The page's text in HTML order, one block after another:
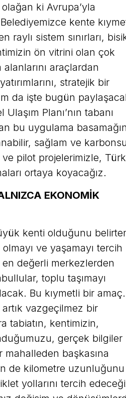
ki Avrupa’yla
kente
sistem sınırları,
ön vitrini olan çok
araçlardan
stratejik bir
da işte bugün
Planı’nın tabanı
bu uygulama
sağlam ve
pilot projelerimizle,
ortaya koyacağız.
EKONOMİK
kenti olduğunu
ve yaşamayı tercih
değerli merkezlerden
toplu taşımayı
Bu kıymetli bir amaç.
artık vazgeçilmez bir
tabiatın, kentimizin,
gerçek bilgiler
mahalleden başkasına
de kilometre
yollarını tercih